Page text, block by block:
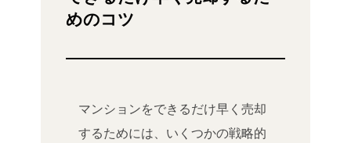
めのコツ
マンションをできるだけ早く売却
するためには、いくつかの戦略的